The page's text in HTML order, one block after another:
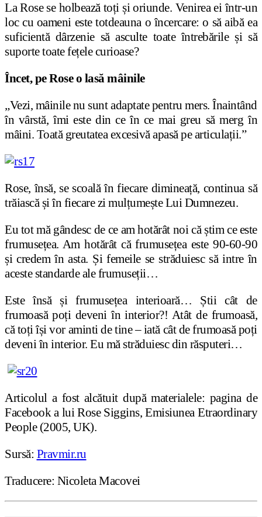
La Rose se holbează toți și oriunde. Venirea ei într-un
loc cu oameni este totdeauna o încercare: o să aibă ea
suficientă dârzenie să asculte toate întrebările și să
suporte toate fețele curioase?
Încet, pe Rose o lasă mâinile
„Vezi, mâinile nu sunt adaptate pentru mers. Înaintând
în vârstă, îmi este din ce în ce mai greu să merg în
mâini. Toată greutatea excesivă apasă pe articulații.”
Rose, însă, se scoală în fiecare dimineață, continua să
trăiască și în fiecare zi mulțumește Lui Dumnezeu.
Eu tot mă gândesc de ce am hotărât noi că știm ce este
frumusețea. Am hotărât că frumusețea este 90-60-90
și credem în asta. Și femeile se străduiesc să intre în
aceste standarde ale frumuseții…
Este însă și frumusețea interioară… Știi cât de
frumoasă poți deveni în interior?! Atât de frumoasă,
că toți își vor aminti de tine – iată cât de frumoasă poți
deveni în interior. Eu mă străduiesc din răsputeri…
Articolul a fost alcătuit după materialele: pagina de
Facebook a lui Rose Siggins, Emisiunea Etraordinary
People (2005, UK).
Sursă: Pravmir.ru
Traducere: Nicoleta Macovei